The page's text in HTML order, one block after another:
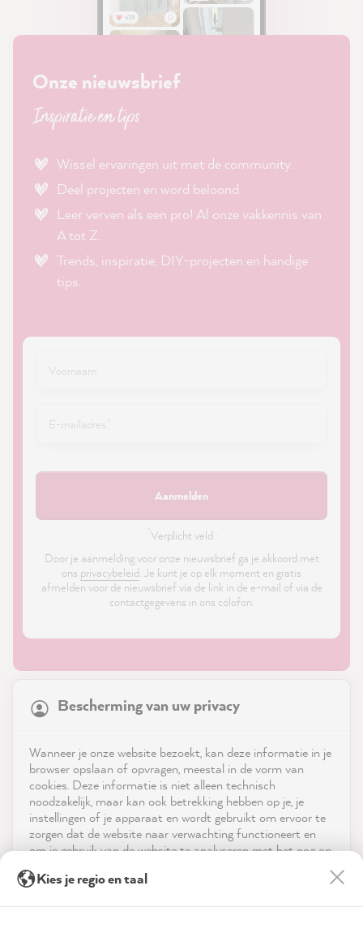
Onze nieuwsbrief
Inspiratie en tips
Wissel ervaringen uit met de community.
Deel projecten en word beloond.
Leer verven als een pro! Al onze vakkennis van
A tot Z.
Trends, inspiratie, DIY-projecten en handige
tips.
Aanmelden
Verplicht veld ·
Door je aanmelding voor onze nieuwsbrief ga je akkoord met
ons privacybeleid. Je kunt je op elk moment en gratis
afmelden voor de nieuwsbrief via de link in de e-mail of via de
contactgegevens in ons colofon.
Service
Neem contact op met
Bescherming van uw privacy
Wanneer je onze website bezoekt, kan deze informatie in je
browser opslaan of opvragen, meestal in de vorm van
cookies. Deze informatie is niet alleen technisch
noodzakelijk, maar kan ook betrekking hebben op je, je
instellingen of je apparaat en wordt gebruikt om ervoor te
zorgen dat de website naar verwachting functioneert en
om je gebruik van de website te analyseren met het oog op
advertenties aan te bieden via de diensten die in de
21,897Reviews
reviews-io
Verified Customer
Tolle Farben. Bin Fan!
Kies je regio en taal